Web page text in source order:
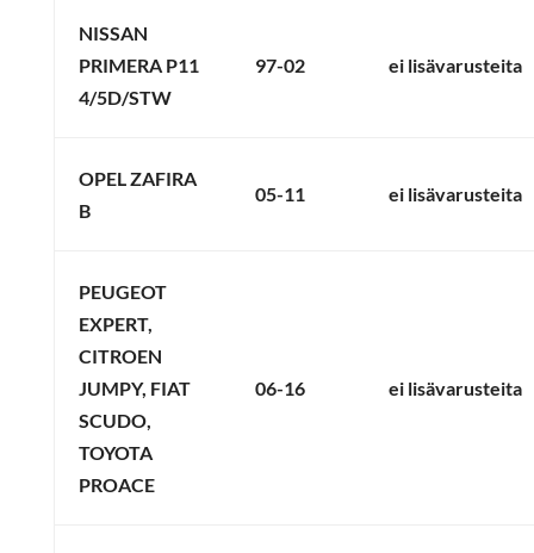
NISSAN
PRIMERA P11
4/5D/STW
97-02 ei lisävarusteita
OPEL ZAFIRA
B
05-11 ei lisävarusteita
PEUGEOT
EXPERT,
CITROEN
JUMPY, FIAT
SCUDO,
TOYOTA
PROACE
06-16 ei lisävarusteita